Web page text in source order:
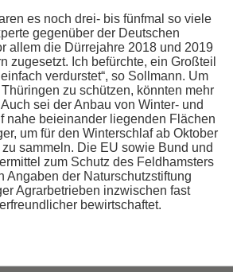
es noch drei- bis fünfmal so viele
gegenüber der Deutschen
allem die Dürrejahre 2018 und 2019
zugesetzt. Ich befürchte, ein Großteil
verdurstet“, so Sollmann. Um
zu schützen, könnten mehr
sei der Anbau von Winter- und
nahe beieinander liegenden Flächen
um für den Winterschlaf ab Oktober
sammeln. Die EU sowie Bund und
zum Schutz des Feldhamsters
Angaben der Naturschutzstiftung
Agrarbetrieben inzwischen fast
bewirtschaftet.